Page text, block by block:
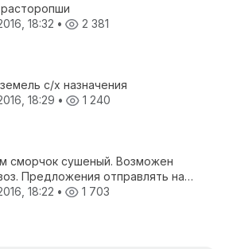
18:32 • 2 381
с/х назначения
18:29 • 1 240
сморчок сушеный. Возможен
Предложения отправлять на
почту.
18:22 • 1 703